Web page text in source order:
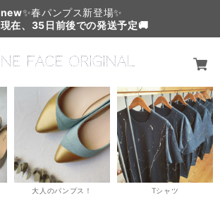
new✨春パンプス新登場✨
現在、35日前後での発送予定🚚
大人のパンプス！ Tシャツ